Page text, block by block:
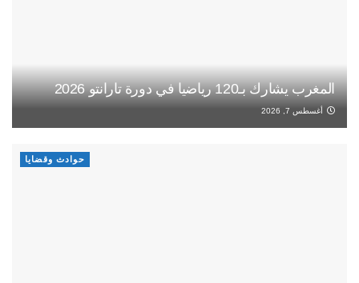
المغرب يشارك بـ120 رياضيا في دورة تارانتو 2026
أغسطس 7, 2026
حوادث وقضايا